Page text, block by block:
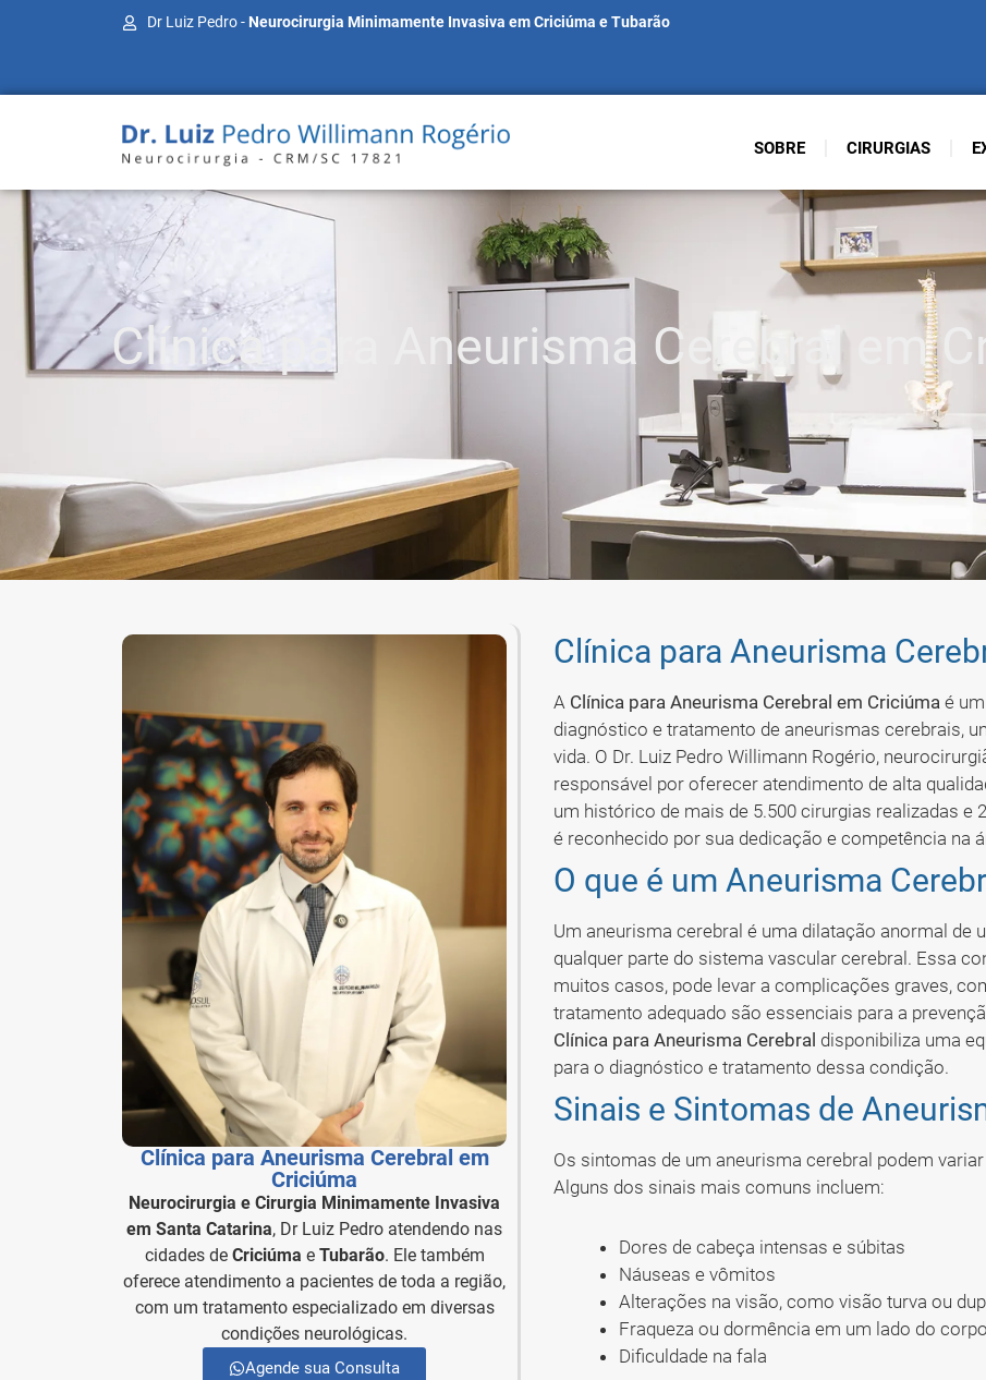
Dr Luiz Pedro - Neurocirurgia Minimamente Invasiva em Criciúma e Tubarão
SOBRE CIRURGIAS
Clínica para Aneurisma Cerebral em
Clínica para Aneurisma Cerebral em
Criciúma
Neurocirurgia e Cirurgia Minimamente Invasiva
em Santa Catarina, Dr Luiz Pedro atendendo nas
cidades de Criciúma e Tubarão. Ele também
oferece atendimento a pacientes de toda a região,
com um tratamento especializado em diversas
condições neurológicas.
Agende sua Consulta
Clínica para Aneurisma
A Clínica para Aneurisma Cerebral em Criciúma é
diagnóstico e tratamento de aneurismas cerebrais,
vida. O Dr. Luiz Pedro Willimann Rogério,
responsável por oferecer atendimento de alta
um histórico de mais de 5.500 cirurgias realizadas e
é reconhecido por sua dedicação e competência na
O que é um Aneurisma
Um aneurisma cerebral é uma dilatação anormal de
qualquer parte do sistema vascular cerebral. Essa
muitos casos, pode levar a complicações graves,
tratamento adequado são essenciais para a
Clínica para Aneurisma Cerebral disponibiliza uma
para o diagnóstico e tratamento dessa condição.
Sinais e Sintomas de
Os sintomas de um aneurisma cerebral podem
Alguns dos sinais mais comuns incluem:
Dores de cabeça intensas e súbitas
Náuseas e vômitos
Alterações na visão, como visão turva ou
Fraqueza ou dormência em um lado do corpo
Dificuldade na fala